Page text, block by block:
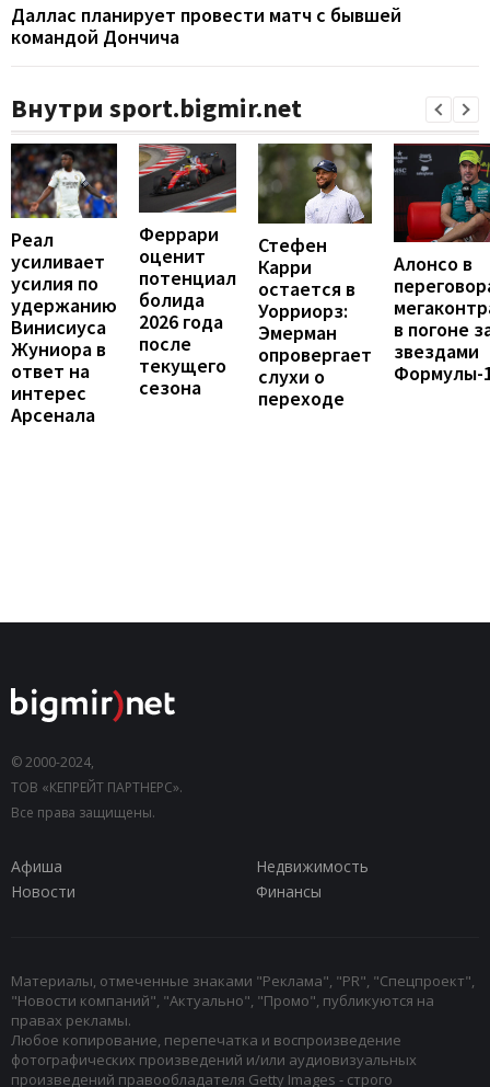
Даллас планирует провести матч с бывшей
командой Дончича
Внутри sport.bigmir.net
Реал
усиливает
усилия по
удержанию
Винисиуса
Жуниора в
ответ на
интерес
Арсенала
Феррари
оценит
потенциал
болида
2026 года
после
текущего
сезона
Стефен
Карри
остается в
Уорриорз:
Эмерман
опровергает
слухи о
переходе
Алонсо в
в погоне
звездами
Формулы-
© 2000-2024,
ТОВ «КЕПРЕЙТ ПАРТНЕРС».
Все права защищены.
Афиша
Недвижимость
Новости
Финансы
Материалы, отмеченные знаками "Реклама", "PR", "Спецпроект",
"Новости компаний", "Актуально", "Промо", публикуются на
правах рекламы.
Любое копирование, перепечатка и воспроизведение
фотографических произведений и/или аудиовизуальных
произведений правообладателя Getty Images - строго